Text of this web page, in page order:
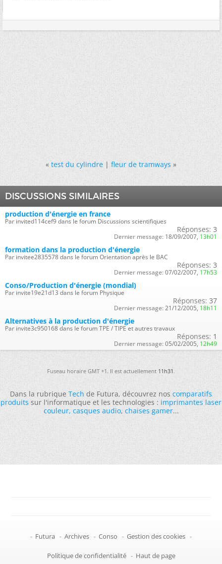
« test du cylindre|fleur de tramways »
DISCUSSIONS SIMILAIRES
production d'énergie en france
Par invited114cef9 dans le forum Discussions scientifiques
Réponses: 3
Dernier message: 18/09/2007, 13h01
formation dans la production d'énergie
Par invitee2835578 dans le forum Orientation après le BAC
Réponses: 3
Dernier message: 07/02/2007, 17h53
Conso/Production d'énergie (mondial)
Par invite19e21d13 dans le forum Physique
Réponses: 37
Dernier message: 21/12/2005, 18h11
Alternatives à la production d'énergie
Par invite3c950168 dans le forum TPE / TIPE et autres travaux
Réponses: 1
Dernier message: 05/02/2005, 12h49
Fuseau horaire GMT +1. Il est actuellement11h31.
Dans la rubriqueTechde Futura, découvrez noscomparatifs
produitssur l'informatique et les technologies :imprimantes laser
couleur,casques audio,chaises gamer...
- Futura - Archives - Conso - Gestion des cookies -
Politique de confidentialité - Haut de page